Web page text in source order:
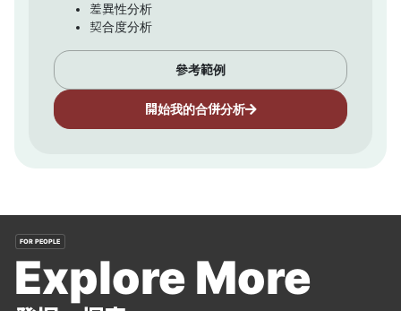
差異性分析
契合度分析
參考範例
開始我的合併分析
FOR PEOPLE
Explore More